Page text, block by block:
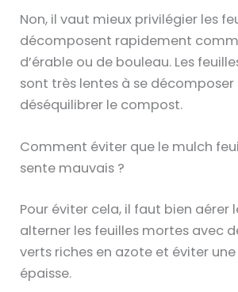
Non, il vaut mieux privilégier les
décomposent rapidement
d’érable ou de bouleau. Les
sont très lentes à se
déséquilibrer le compost.
Comment éviter que le mulch
sente mauvais ?
Pour éviter cela, il faut bien aérer
alterner les feuilles mortes avec
verts riches en azote et éviter
épaisse.